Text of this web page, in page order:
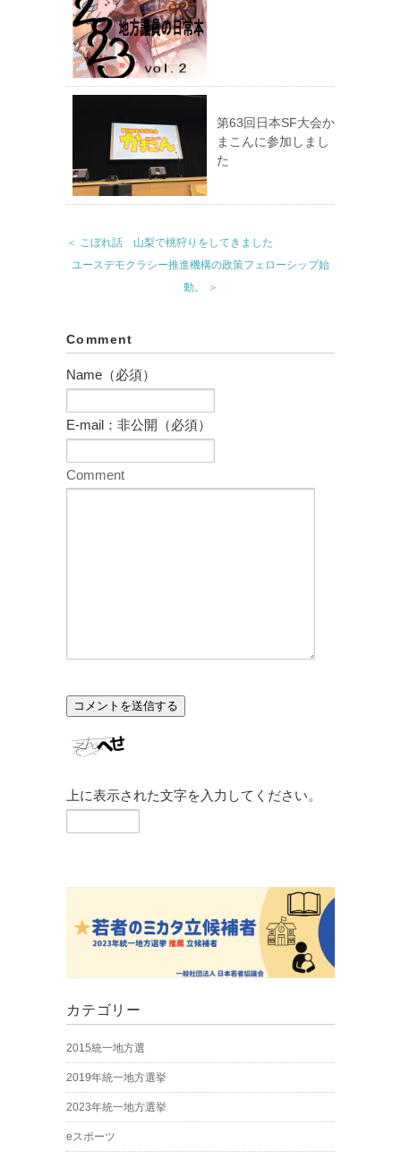
第63回日本SF大会か
まこんに参加しまし
た
＜ こぼれ話 山梨で桃狩りをしてきました
ユースデモクラシー推進機構の政策フェローシップ始
動。 ＞
Comment
Name（必須）
E-mail：非公開（必須）
Comment
上に表示された文字を入力してください。
カテゴリー
2015統一地方選
2019年統一地方選挙
2023年統一地方選挙
eスポーツ